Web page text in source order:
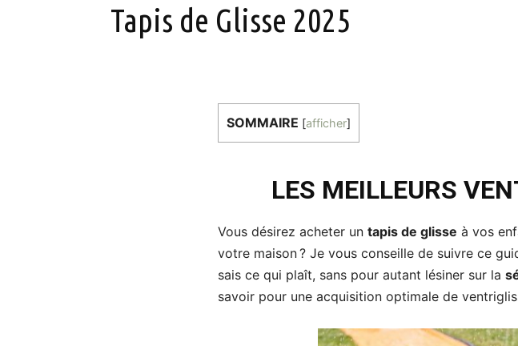
Tapis de Glisse 2025
SOMMAIRE [afficher]
LES MEILLEURS
Vous désirez acheter un tapis de glisse à vos
votre maison ? Je vous conseille de suivre ce
sais ce qui plaît, sans pour autant lésiner sur la
savoir pour une acquisition optimale de